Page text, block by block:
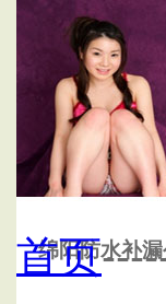
绵阳防水补漏
绵阳科茂
首页